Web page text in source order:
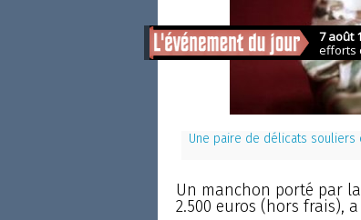
Une paire de délicats souliers
Un manchon porté par
2.500 euros (hors frais),